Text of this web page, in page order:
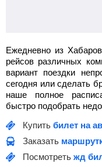
Ежедневно из
рейсов различных
вариант поездки
сегодня или сделать
наше полное
быстро подобрать
Купить билет на
Заказать
Посмотреть жд